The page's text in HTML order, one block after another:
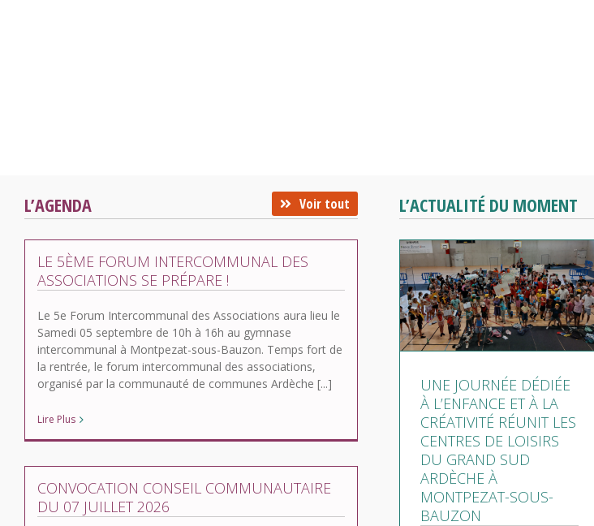
L’AGENDA Voir tout
LE 5ÈME FORUM INTERCOMMUNAL DES
ASSOCIATIONS SE PRÉPARE !
Le 5e Forum Intercommunal des Associations aura lieu le
Samedi 05 septembre de 10h à 16h au gymnase
intercommunal à Montpezat-sous-Bauzon. Temps fort de
la rentrée, le forum intercommunal des associations,
organisé par la communauté de communes Ardèche [...]
Lire Plus
CONVOCATION CONSEIL COMMUNAUTAIRE
DU 07 JUILLET 2026
L’ACTUALITÉ DU MOMENT
UNE JOURNÉE DÉDIÉE
À L’ENFANCE ET À LA
CRÉATIVITÉ RÉUNIT LES
CENTRES DE LOISIRS
DU GRAND SUD
ARDÈCHE À
MONTPEZAT-SOUS-
BAUZON